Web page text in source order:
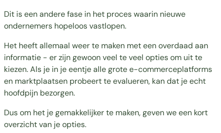
Dit is een andere fase in het proces waarin nieuwe
ondernemers hopeloos vastlopen.
Het heeft allemaal weer te maken met een overdaad aan
informatie - er zijn gewoon veel te veel opties om uit te
kiezen. Als je in je eentje alle grote e-commerceplatforms
en marktplaatsen probeert te evalueren, kan dat je echt
hoofdpijn bezorgen.
Dus om het je gemakkelijker te maken, geven we een kort
overzicht van je opties.